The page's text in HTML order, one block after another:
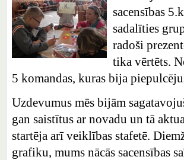
sacensības
sadalīties
radoši
tika vērtēts.
5 komandas, kuras bija
Uzdevumus mēs bijām
gan saistītus ar novadu un tā
startēja arī veiklības stafetē.
grafiku, mums nācās sacensības